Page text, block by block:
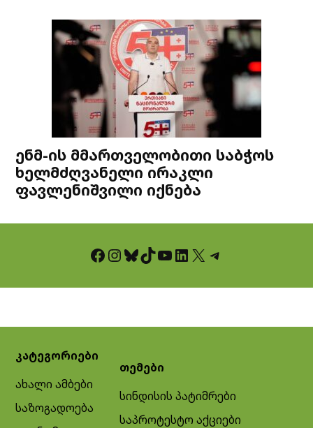
ენმ-ის მმართველობითი საბჭოს
ხელმძღვანელი ირაკლი
ფავლენიშვილი იქნება
Facebook InstagramBluesky TikTok YouTube LinkedIn X Telegram
კატეგორიები
ახალი ამბები
საზოგადოება
თემები
სინდისის პატიმრები
საპროტესტო აქციები